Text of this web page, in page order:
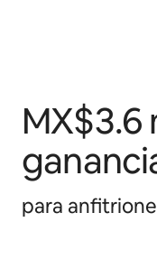
MX$3.6
para